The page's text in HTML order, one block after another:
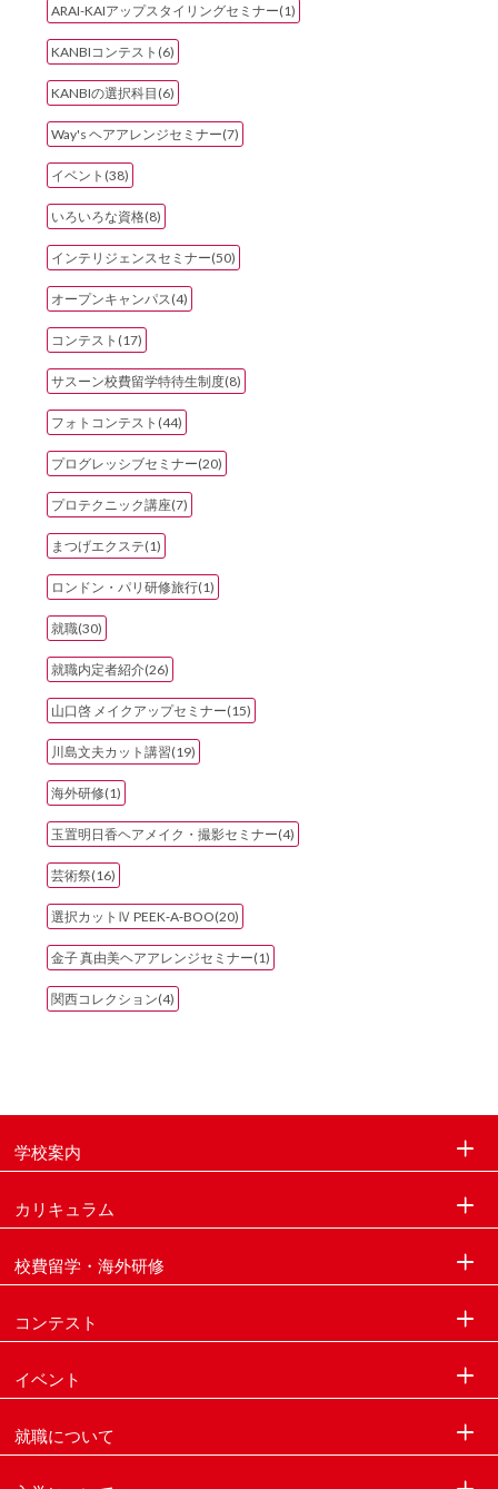
ARAI-KAIアップスタイリングセミナー(1)
KANBIコンテスト(6)
KANBIの選択科目(6)
Way's ヘアアレンジセミナー(7)
イベント(38)
いろいろな資格(8)
インテリジェンスセミナー(50)
オープンキャンパス(4)
コンテスト(17)
サスーン校費留学特待生制度(8)
フォトコンテスト(44)
プログレッシブセミナー(20)
プロテクニック講座(7)
まつげエクステ(1)
ロンドン・パリ研修旅行(1)
就職(30)
就職内定者紹介(26)
山口啓 メイクアップセミナー(15)
川島文夫カット講習(19)
海外研修(1)
玉置明日香ヘアメイク・撮影セミナー(4)
芸術祭(16)
選択カットⅣ PEEK‐A‐BOO(20)
金子 真由美ヘアアレンジセミナー(1)
関西コレクション(4)
学校案内
カリキュラム
校費留学・海外研修
コンテスト
イベント
就職について